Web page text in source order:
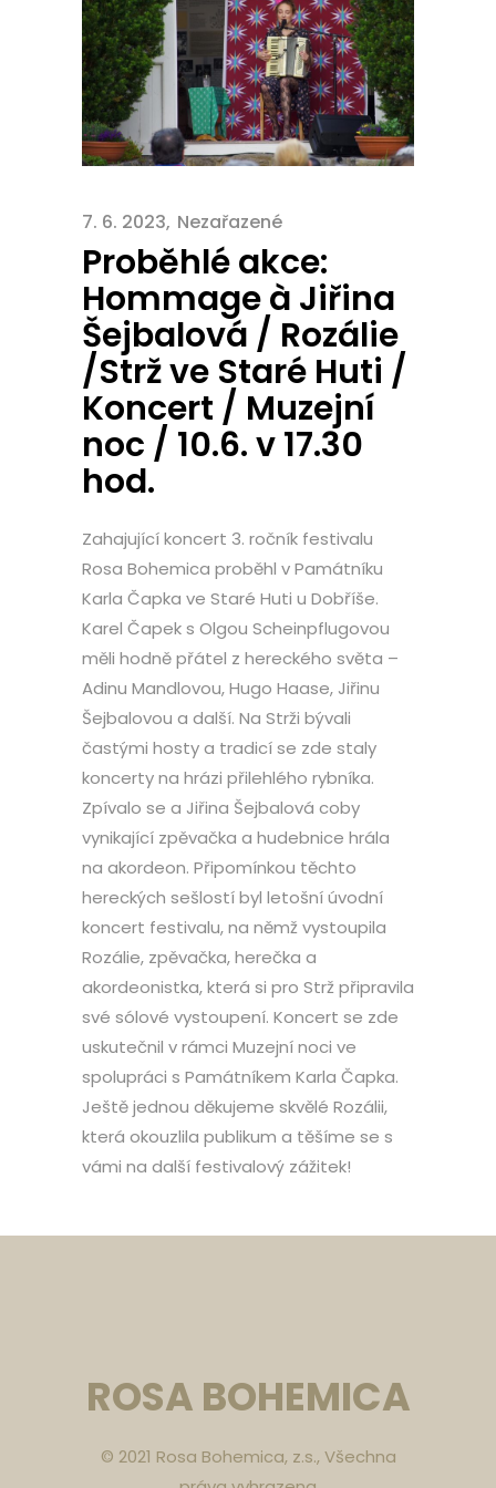
7. 6. 2023 Nezařazené
Proběhlé akce:
Hommage à Jiřina
Šejbalová / Rozálie
/Strž ve Staré Huti /
Koncert / Muzejní
noc / 10.6. v 17.30
hod.
Zahajující koncert 3. ročník festivalu
Rosa Bohemica proběhl v Památníku
Karla Čapka ve Staré Huti u Dobříše.
Karel Čapek s Olgou Scheinpflugovou
měli hodně přátel z hereckého světa –
Adinu Mandlovou, Hugo Haase, Jiřinu
Šejbalovou a další. Na Strži bývali
častými hosty a tradicí se zde staly
koncerty na hrázi přilehlého rybníka.
Zpívalo se a Jiřina Šejbalová coby
vynikající zpěvačka a hudebnice hrála
na akordeon. Připomínkou těchto
hereckých sešlostí byl letošní úvodní
koncert festivalu, na němž vystoupila
Rozálie, zpěvačka, herečka a
akordeonistka, která si pro Strž připravila
své sólové vystoupení. Koncert se zde
uskutečnil v rámci Muzejní noci ve
spolupráci s Památníkem Karla Čapka.
Ještě jednou děkujeme skvělé Rozálii,
která okouzlila publikum a těšíme se s
vámi na další festivalový zážitek!
ROSA BOHEMICA
© 2021 Rosa Bohemica, z.s., Všechna